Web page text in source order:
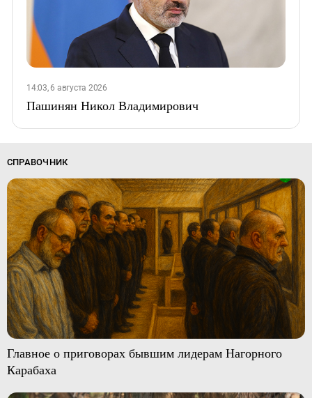
14:03, 6 августа 2026
Пашинян Никол Владимирович
СПРАВОЧНИК
Главное о приговорах бывшим лидерам Нагорного
Карабаха